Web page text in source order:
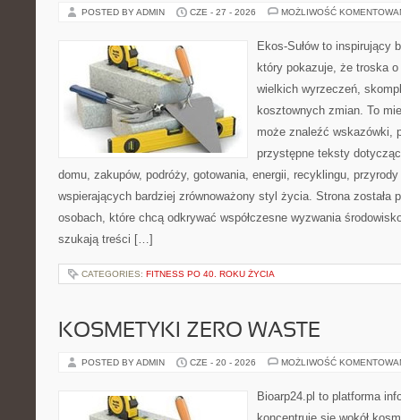
POSTED BY ADMIN CZE - 27 - 2026 MOŻLIWOŚĆ
Ekos-Sułów to inspirujący
który pokazuje, że troska
wielkich wyrzeczeń,
kosztownych zmian. To
może znaleźć wskazówki,
przystępne teksty
domu, zakupów, podróży, gotowania, energii, recyklingu,
wspierających bardziej zrównoważony styl życia. Strona została
osobach, które chcą odkrywać współczesne wyzwania
szukają treści […]
CATEGORIES: FITNESS PO 40. ROKU ŻYCIA
KOSMETYKI ZERO WASTE
POSTED BY ADMIN CZE - 20 - 2026 MOŻLIWOŚĆ
Bioarp24.pl to platforma